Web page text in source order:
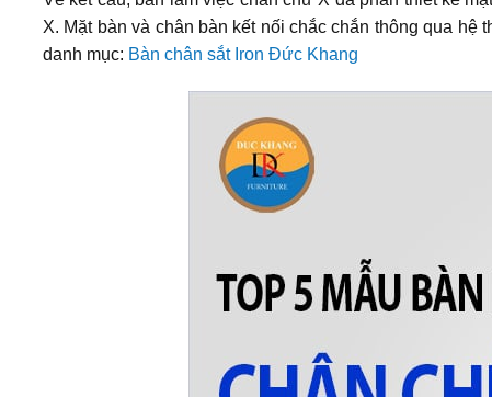
X. Mặt bàn và chân bàn kết nối chắc chắn thông qua
danh mục: Bàn chân sắt Iron Đức Khang